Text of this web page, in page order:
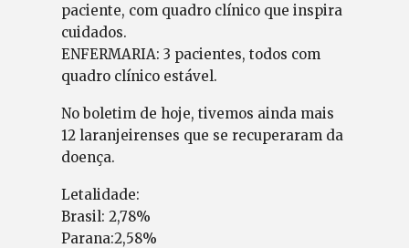
paciente, com quadro clínico que inspira
cuidados.
ENFERMARIA: 3 pacientes, todos com
quadro clínico estável.
No boletim de hoje, tivemos ainda mais
12 laranjeirenses que se recuperaram da
doença.
Letalidade:
Brasil: 2,78%
Parana:2,58%